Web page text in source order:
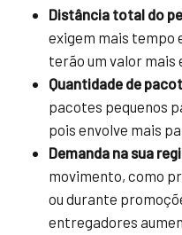
Distância total do
exigem mais tempo
terão um valor mais
Quantidade de
pacotes pequenos
pois envolve mais
Demanda na sua
movimento, como
ou durante
entregadores